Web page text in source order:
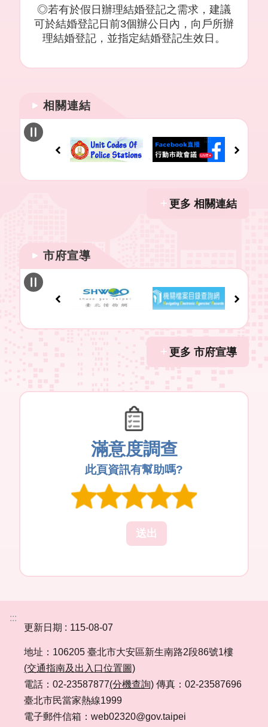
◎若有於假日辦理結婚登記之需求，建議
可於結婚登記日前3個辦公日內，向戶所辦
理結婚登記，並指定結婚登記生效日。
相關連結
更多 相關連結
市府宣導
更多 市府宣導
滿意度調查
此頁資訊有幫助嗎?
:::
更新日期
115-08-07
地址：106205 臺北市大安區新生南路2段86號1樓
(交通指南及出入口位置圖)
電話：02-23587877(分機查詢) 傳真：02-23587696
臺北市民當家熱線1999
電子郵件信箱：web02320@gov.taipei